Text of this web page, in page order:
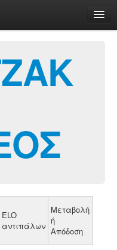
ELO
αντιπάλων
Μεταβολή
ή
Απόδοση